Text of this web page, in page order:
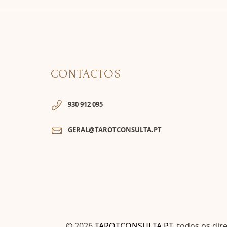
CONTACTOS
930 912 095
GERAL@TAROTCONSULTA.PT